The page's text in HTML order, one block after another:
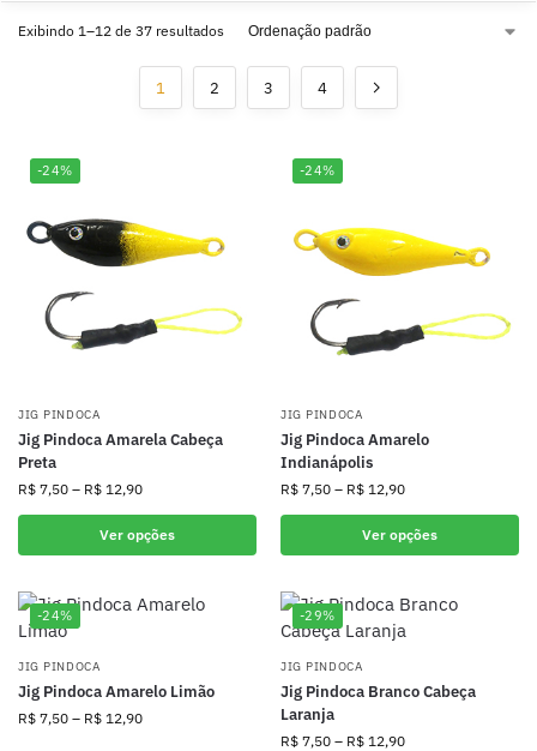
Exibindo 1–12 de 37 resultados
1 2 3 4
-24%
JIG PINDOCA
Jig Pindoca Amarela Cabeça
Preta
R$ 7,50 – R$ 12,90
Ver opções
-24%
JIG PINDOCA
Jig Pindoca Amarelo
Indianápolis
R$ 7,50 – R$ 12,90
Ver opções
-24%
JIG PINDOCA
Jig Pindoca Amarelo Limão
R$ 7,50 – R$ 12,90
-29%
JIG PINDOCA
Jig Pindoca Branco Cabeça
Laranja
R$ 7,50 – R$ 12,90